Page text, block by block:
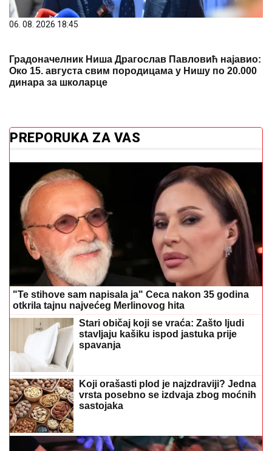
06. 08. 2026 18:45
Градоначелник Ниша Драгослав Павловић најавио:
Око 15. августа свим породицама у Нишу по 20.000
динара за школарце
PREPORUKA ZA VAS
"Te stihove sam napisala ja" Ceca nakon 35 godina
otkrila tajnu najvećeg Merlinovog hita
Stari običaj koji se vraća: Zašto ljudi
stavljaju kašiku ispod jastuka prije
spavanja
Koji orašasti plod je najzdraviji? Jedna
vrsta posebno se izdvaja zbog moćnih
sastojaka